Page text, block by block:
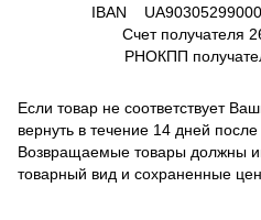
IBAN
Счет получателя
РНОКПП
Если товар не соответствует
вернуть в течение 14 дней
Возвращаемые товары должны
товарный вид и сохраненные